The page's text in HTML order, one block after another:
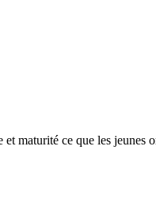
et maturité ce que les